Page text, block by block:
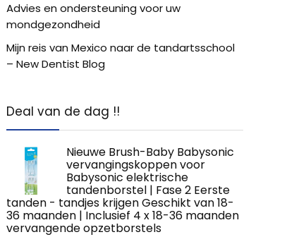
Advies en ondersteuning voor uw
mondgezondheid
Mijn reis van Mexico naar de tandartsschool
– New Dentist Blog
Deal van de dag !!
Nieuwe Brush-Baby Babysonic
vervangingskoppen voor
Babysonic elektrische
tandenborstel | Fase 2 Eerste
tanden - tandjes krijgen Geschikt van 18-
36 maanden | Inclusief 4 x 18-36 maanden
vervangende opzetborstels